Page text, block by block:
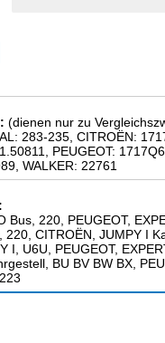
(dienen nur zu
283-235, CITROËN:
PEUGEOT:
WALKER: 22761
Bus, 220, PEUGEOT,
220, CITROËN, JUMPY I
I, U6U, PEUGEOT,
BU BV BW BX,